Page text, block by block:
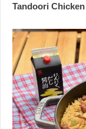
Tandoori